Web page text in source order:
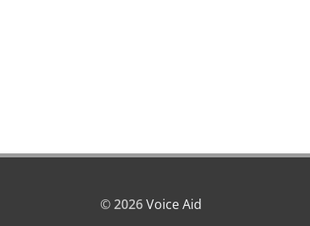
© 2026Voice Aid